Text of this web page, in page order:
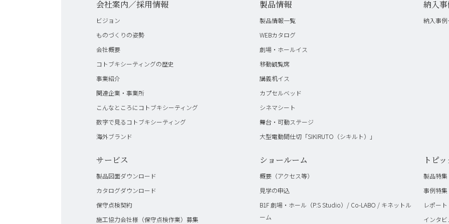
会社案内／採用情報
ビジョン
ものづくりの姿勢
会社概要
コトブキシーティングの歴史
事業紹介
関連企業・事業所
こんなところにコトブキシーティング
数字で見るコトブキシーティング
海外ブランド
製品情報
製品情報一覧
WEBカタログ
劇場・ホールイス
移動観覧席
講義机イス
カプセルベッド
シネマシート
舞台・可動ステージ
大型電動間仕切「SIKIRUTO（シキルト）」
納入
納入事例
サービス
製品図面ダウンロード
カタログダウンロード
保守点検契約
施工協力会社様（保守点検作業）募集
ショールーム
概要（アクセス等）
見学の申込
B1F 劇場・ホール（P.S Studio）/ Co-LABO / キネットル
ーム
トピ
製品特集
事例特集
レポート
インタビ